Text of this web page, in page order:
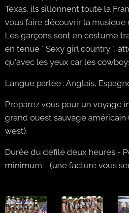
Texas, ils sillonnent toute la
vous faire découvrir la musique
Les garçons sont en costume
en tenue " Sexy girl country ",
qu'avec les yeux car les
Langue parlée : Anglais,
Préparez vous pour un voyage
grand ouest sauvage américain
west).
Durée du défilé deux heures -
minimum - (une facture vous